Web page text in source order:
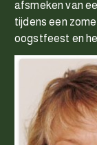
afsmeken van
tijdens een
oogstfeest en